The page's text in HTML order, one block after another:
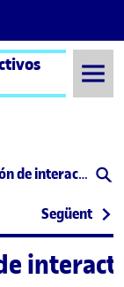
social y cultural del ámbito digital (I)
Següent: